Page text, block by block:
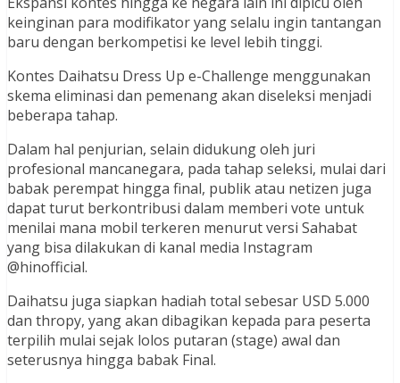
keinginan para modifikator yang selalu ingin tantangan
baru dengan berkompetisi ke level lebih tinggi.
Kontes Daihatsu Dress Up e-Challenge menggunakan
skema eliminasi dan pemenang akan diseleksi menjadi
beberapa tahap.
Dalam hal penjurian, selain didukung oleh juri
profesional mancanegara, pada tahap seleksi, mulai dari
babak perempat hingga final, publik atau netizen juga
dapat turut berkontribusi dalam memberi vote untuk
menilai mana mobil terkeren menurut versi Sahabat
yang bisa dilakukan di kanal media Instagram
@hinofficial.
Daihatsu juga siapkan hadiah total sebesar USD 5.000
dan thropy, yang akan dibagikan kepada para peserta
terpilih mulai sejak lolos putaran (stage) awal dan
seterusnya hingga babak Final.